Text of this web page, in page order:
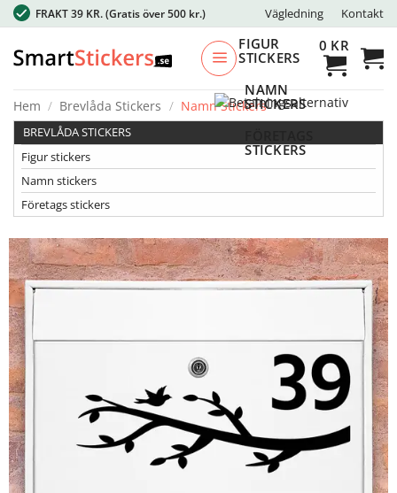
Skip
to
content
FRAKT 39 KR.(Gratis över 500 kr.) Vägledning Kontakt
FIGUR
STICKERS
NAMN
STICKERS
STICKERS
0 KR
Hem / Brevlåda Stickers / Namn Stickers
BREVLÅDA STICKERS
Figur stickers
Namn stickers
Företags stickers